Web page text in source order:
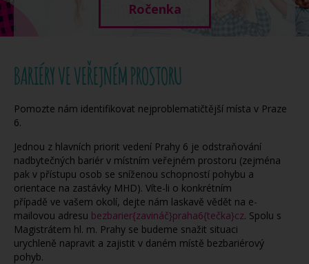
Ročenka
BARIÉRY VE VEŘEJNÉM PROSTORU
Pomozte nám identifikovat nejproblematičtější místa v Praze
6.
Jednou z hlavních priorit vedení Prahy 6 je odstraňování
nadbytečných bariér v místním veřejném prostoru (zejména
pak v přístupu osob se sníženou schopností pohybu a
orientace na zastávky MHD). Víte-li o konkrétním
případě ve vašem okolí, dejte nám laskavě vědět na e-
mailovou adresu bezbarier{zavináč}praha6{tečka}cz. Spolu s
Magistrátem hl. m. Prahy se budeme snažit situaci
urychleně napravit a zajistit v daném místě bezbariérový
pohyb.